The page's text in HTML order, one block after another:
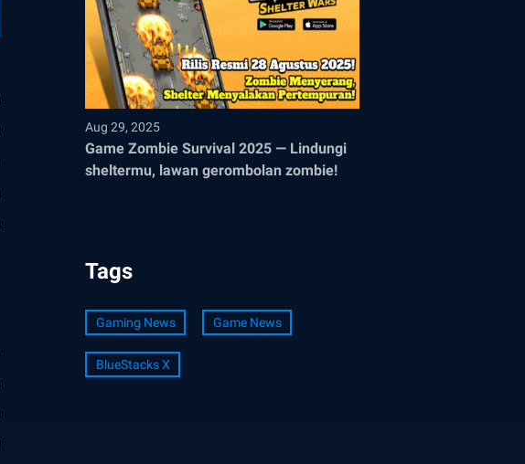
Aug 29, 2025
Game Zombie Survival 2025 — Lindungi
sheltermu, lawan gerombolan zombie!
Tags
Gaming News Game News
BlueStacks X